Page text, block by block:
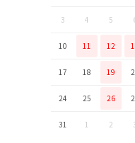
3 4 5
10 11 12
17 18 19
24 25 26
31 1 2